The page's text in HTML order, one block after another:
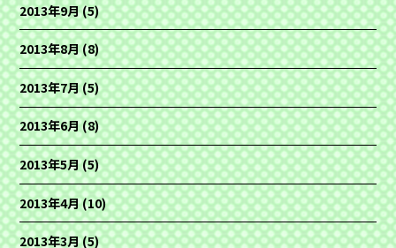
2013年9月(5)
2013年8月(8)
2013年7月(5)
2013年6月(8)
2013年5月(5)
2013年4月(10)
2013年3月(5)